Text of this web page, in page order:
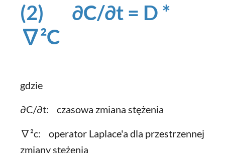
(2) ∂C/∂t = D *
∇²C
gdzie
∂C/∂t: czasowa zmiana stężenia
∇²c: operator Laplace'a dla przestrzennej
zmiany stężenia